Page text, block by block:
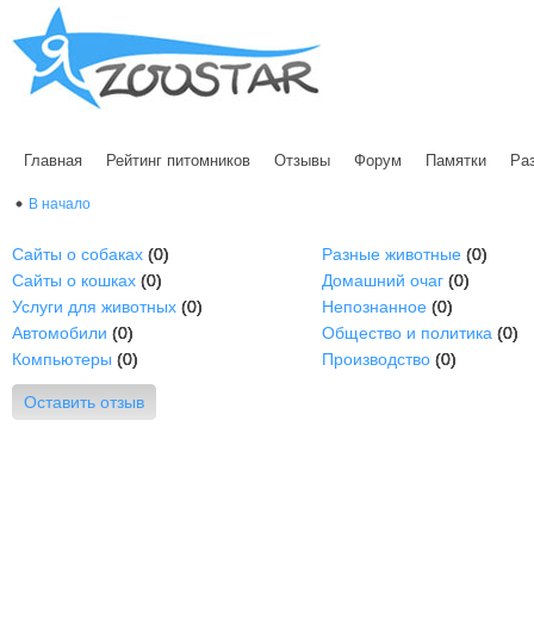
Главная Рейтинг питомников Отзывы Форум Памятки
В начало
Сайты о собаках (0)
Сайты о кошках (0)
Услуги для животных (0)
Автомобили (0)
Компьютеры (0)
Разные животные (0)
Домашний очаг (0)
Непознанное (0)
Общество и политика (0)
Производство (0)
Оставить отзыв